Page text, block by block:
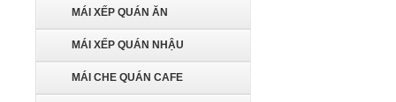
MÁI XẾP QUÁN ĂN
MÁI XẾP QUÁN NHẬU
MÁI CHE QUÁN CAFE